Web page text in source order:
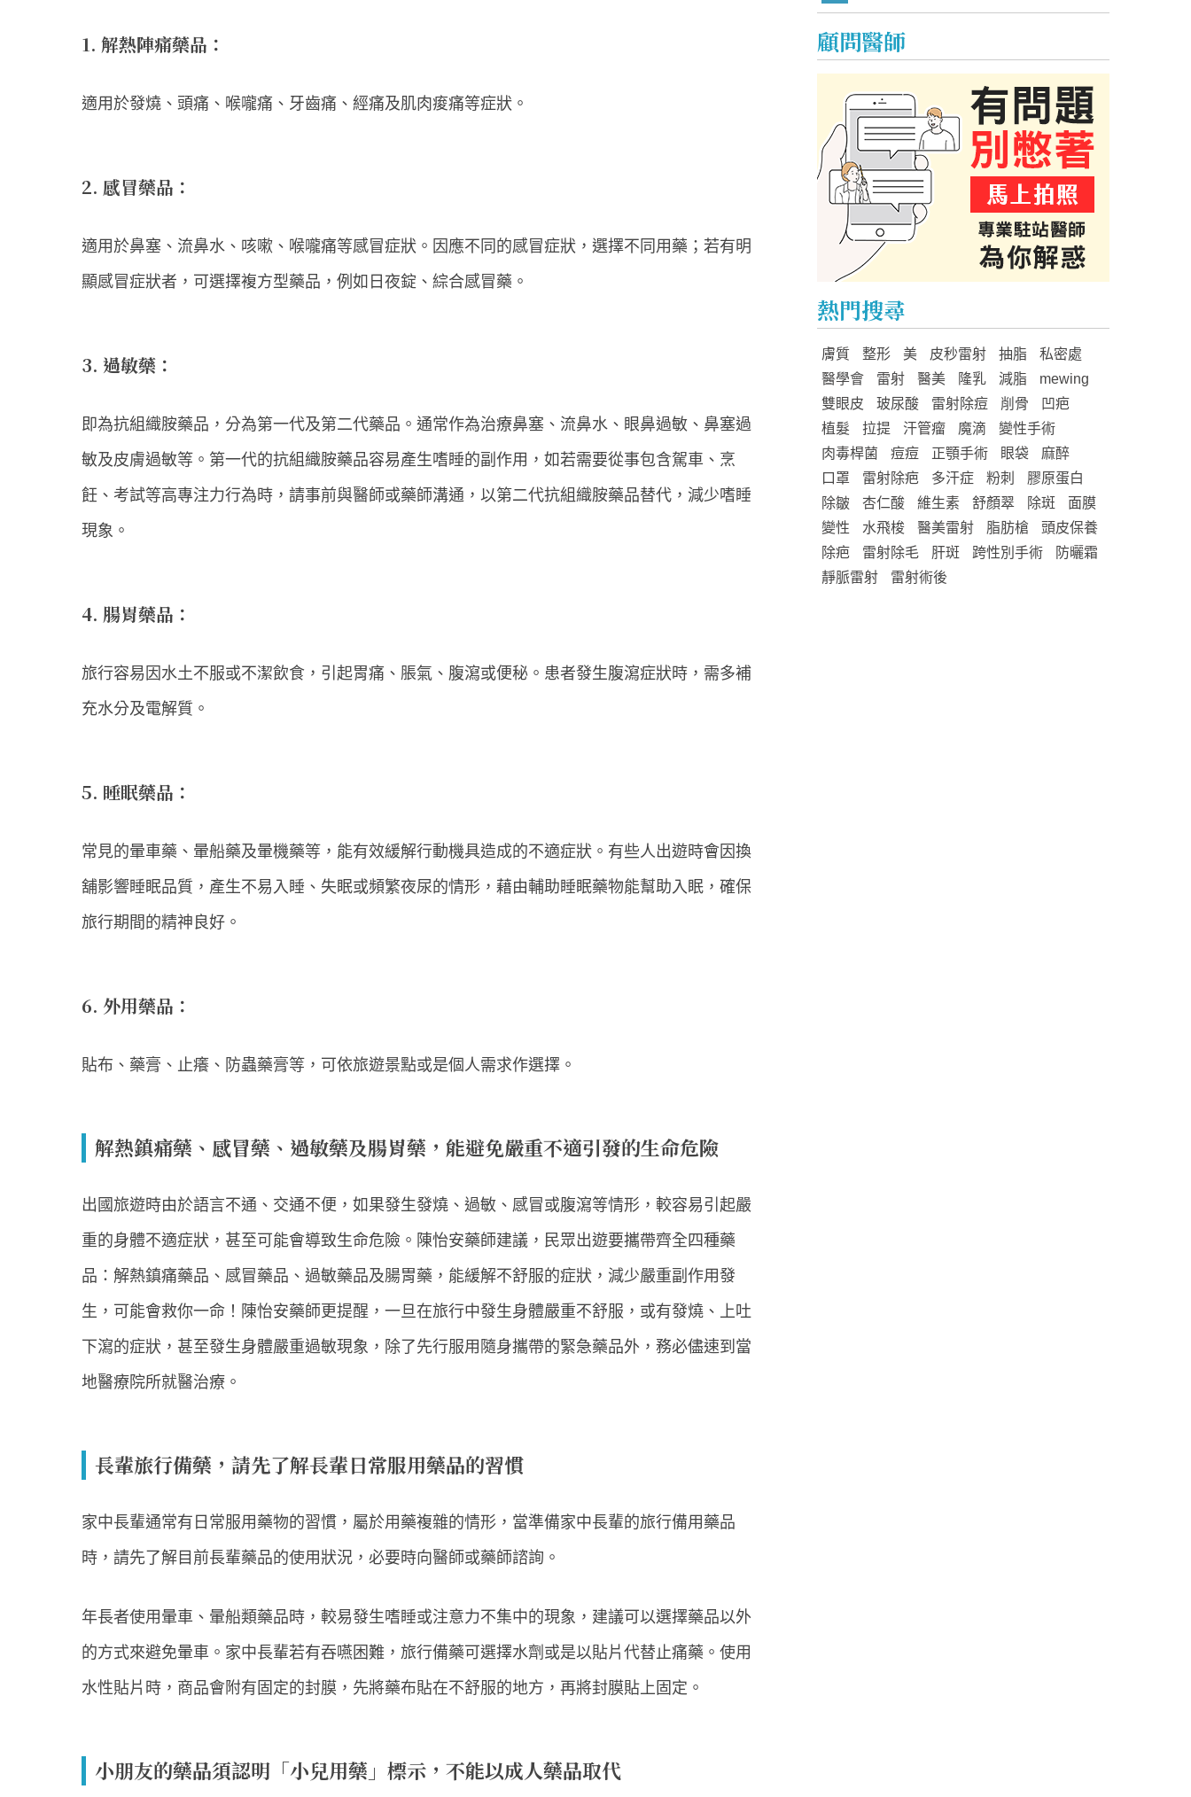
1. 解熱陣痛藥品：
適用於發燒、頭痛、喉嚨痛、牙齒痛、經痛及肌肉痠痛等症狀。
2. 感冒藥品：
適用於鼻塞、流鼻水、咳嗽、喉嚨痛等感冒症狀。因應不同的感冒症狀，選擇不同用藥；若有明
顯感冒症狀者，可選擇複方型藥品，例如日夜錠、綜合感冒藥。
3. 過敏藥：
即為抗組織胺藥品，分為第一代及第二代藥品。通常作為治療鼻塞、流鼻水、眼鼻過敏、鼻塞過
敏及皮膚過敏等。第一代的抗組織胺藥品容易產生嗜睡的副作用，如若需要從事包含駕車、烹
飪、考試等高專注力行為時，請事前與醫師或藥師溝通，以第二代抗組織胺藥品替代，減少嗜睡
現象。
4. 腸胃藥品：
旅行容易因水土不服或不潔飲食，引起胃痛、脹氣、腹瀉或便秘。患者發生腹瀉症狀時，需多補
充水分及電解質。
5. 睡眠藥品：
常見的暈車藥、暈船藥及暈機藥等，能有效緩解行動機具造成的不適症狀。有些人出遊時會因換
舖影響睡眠品質，產生不易入睡、失眠或頻繁夜尿的情形，藉由輔助睡眠藥物能幫助入眠，確保
旅行期間的精神良好。
6. 外用藥品：
貼布、藥膏、止癢、防蟲藥膏等，可依旅遊景點或是個人需求作選擇。
解熱鎮痛藥、感冒藥、過敏藥及腸胃藥，能避免嚴重不適引發的生命危險
出國旅遊時由於語言不通、交通不便，如果發生發燒、過敏、感冒或腹瀉等情形，較容易引起嚴
重的身體不適症狀，甚至可能會導致生命危險。陳怡安藥師建議，民眾出遊要攜帶齊全四種藥
品：解熱鎮痛藥品、感冒藥品、過敏藥品及腸胃藥，能緩解不舒服的症狀，減少嚴重副作用發
生，可能會救你一命！陳怡安藥師更提醒，一旦在旅行中發生身體嚴重不舒服，或有發燒、上吐
下瀉的症狀，甚至發生身體嚴重過敏現象，除了先行服用隨身攜帶的緊急藥品外，務必儘速到當
地醫療院所就醫治療。
長輩旅行備藥，請先了解長輩日常服用藥品的習慣
家中長輩通常有日常服用藥物的習慣，屬於用藥複雜的情形，當準備家中長輩的旅行備用藥品
時，請先了解目前長輩藥品的使用狀況，必要時向醫師或藥師諮詢。
年長者使用暈車、暈船類藥品時，較易發生嗜睡或注意力不集中的現象，建議可以選擇藥品以外
的方式來避免暈車。家中長輩若有吞嚥困難，旅行備藥可選擇水劑或是以貼片代替止痛藥。使用
水性貼片時，商品會附有固定的封膜，先將藥布貼在不舒服的地方，再將封膜貼上固定。
小朋友的藥品須認明「小兒用藥」標示，不能以成人藥品取代
顧問醫師
熱門搜尋
膚質 整形 美 皮秒雷射 抽脂
私密處
醫學會
雷射 醫美 隆乳 減脂
mewing
雙眼皮
玻尿酸 雷射除痘 削骨
凹疤
植髮
拉提 汗管瘤 魔滴
變性手術
肉毒桿菌
痘痘 正顎手術 眼袋
麻醉
口罩
雷射除疤 多汗症 粉刺
膠原蛋白
除皺
杏仁酸 維生素 舒顏翠 除斑
面膜
變性
水飛梭 醫美雷射 脂肪槍
頭皮保養
除疤
雷射除毛 肝斑 跨性別手術
防曬霜
靜脈雷射
雷射術後